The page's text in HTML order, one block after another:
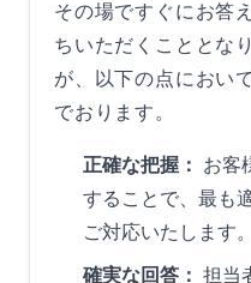
その場ですぐにお答
ちいただくこととな
が、以下の点におい
でおります。
正確な把握：
お客
することで、最も
ご対応いたします。
確実な回答： 担当